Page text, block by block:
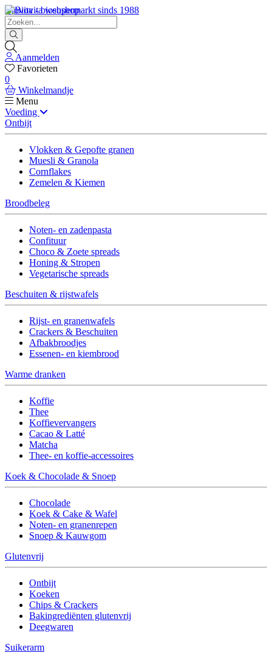
Biovita - biosupermarkt sinds 1988
Aanmelden
Favorieten
0
Winkelmandje
Menu
Voeding
Ontbijt
Vlokken & Gepofte granen
Muesli & Granola
Cornflakes
Zemelen & Kiemen
Broodbeleg
Noten- en zadenpasta
Confituur
Choco & Zoete spreads
Honing & Stropen
Vegetarische spreads
Beschuiten & rijstwafels
Rijst- en granenwafels
Crackers & Beschuiten
Afbakbroodjes
Essenen- en kiembrood
Warme dranken
Koffie
Thee
Koffievervangers
Cacao & Latté
Matcha
Thee- en koffie-accessoires
Koek & Chocolade & Snoep
Chocolade
Koek & Cake & Wafel
Noten- en granenrepen
Snoep & Kauwgom
Glutenvrij
Ontbijt
Koeken
Chips & Crackers
Bakingrediënten glutenvrij
Deegwaren
Suikerarm